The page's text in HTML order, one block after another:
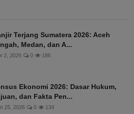
Terjang Sumatera 2026: Aceh
Medan, dan A...
2, 2026 0 186
Ekonomi 2026: Dasar Hukum,
dan Fakta Pen...
25, 2026 0 134